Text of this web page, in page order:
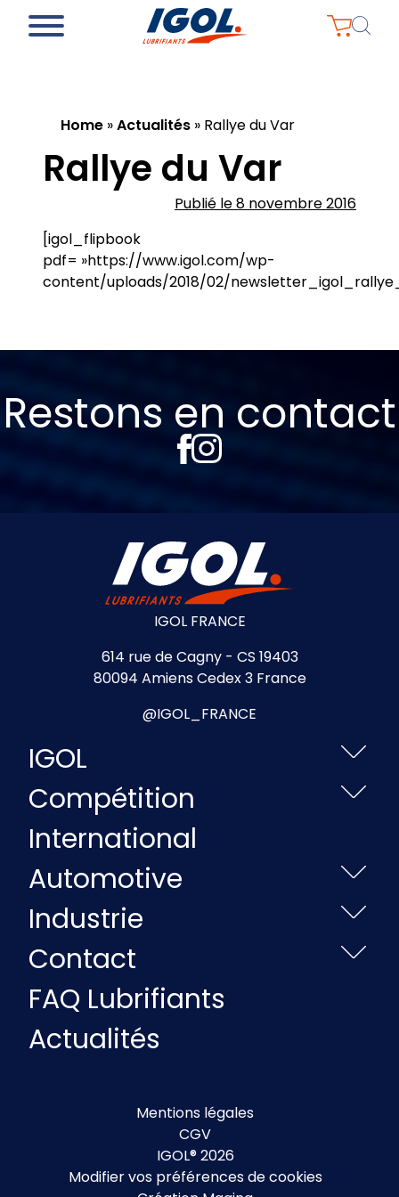
Home »Actualités » Rallye du Var
Rallye du Var
Publié le 8 novembre 2016
[igol_flipbook
pdf= »https://www.igol.com/wp-
content/uploads/2018/02/
Restons en contact
IGOL FRANCE
614 rue de Cagny - CS 19403
80094 Amiens Cedex 3 France
@IGOL_FRANCE
IGOL
Compétition
International
Automotive
Industrie
Contact
FAQ Lubrifiants
Actualités
Mentions légales
CGV
IGOL® 2026
Modifier vos préférences de cookies